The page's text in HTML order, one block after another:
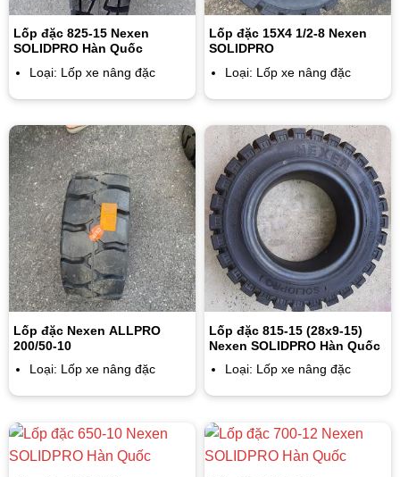
Lốp đặc 825-15 Nexen
SOLIDPRO Hàn Quốc
Loại: Lốp xe nâng đặc
Lốp đặc 15X4 1/2-8 Nexen
SOLIDPRO
Loại: Lốp xe nâng đặc
Lốp đặc Nexen ALLPRO
200/50-10
Loại: Lốp xe nâng đặc
Lốp đặc 815-15 (28x9-15)
Nexen SOLIDPRO Hàn Quốc
Loại: Lốp xe nâng đặc